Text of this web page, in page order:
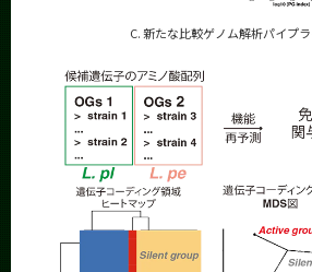
C. 新たな比較ゲノム解析パイプ